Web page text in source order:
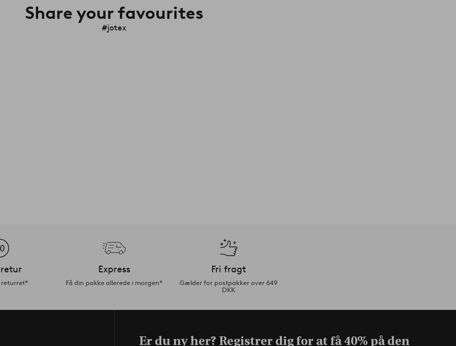
Share your favourites
#jotex
returret*
Express
Få din pakke allerede i morgen*
Fri fragt
Gælder for postpakker over 649
DKK
Er du ny her? Registrer dig for at få40% på den